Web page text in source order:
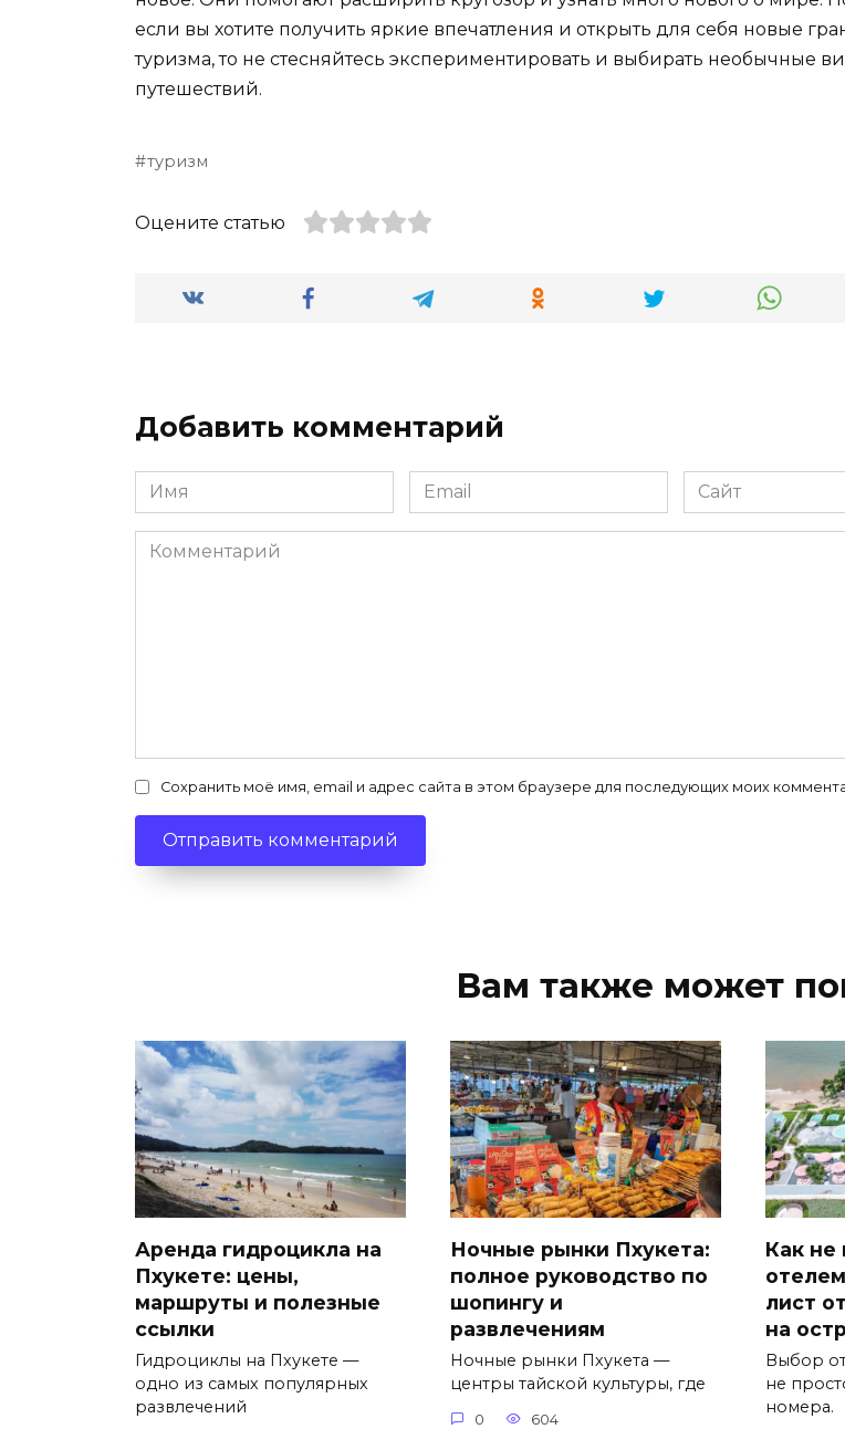
если вы хотите получить яркие впечатления и открыть для себя новые
туризма, то не стесняйтесь экспериментировать и выбирать необычные
путешествий.
туризм
Оцените статью
Добавить комментарий
Имя
*
Email
*
Сайт
Комментарий
Сохранить моё имя, email и адрес сайта в этом браузере для последующих моих
Вам также может
Аренда гидроцикла на
Пхукете: цены,
маршруты и полезные
ссылки
Гидроциклы на Пхукете —
одно из самых популярных
развлечений
Ночные рынки Пхукета:
полное руководство по
шопингу и
развлечениям
Ночные рынки Пхукета —
центры тайской культуры, где
0 604
Как не
лист
на
Выбор
не
номера.